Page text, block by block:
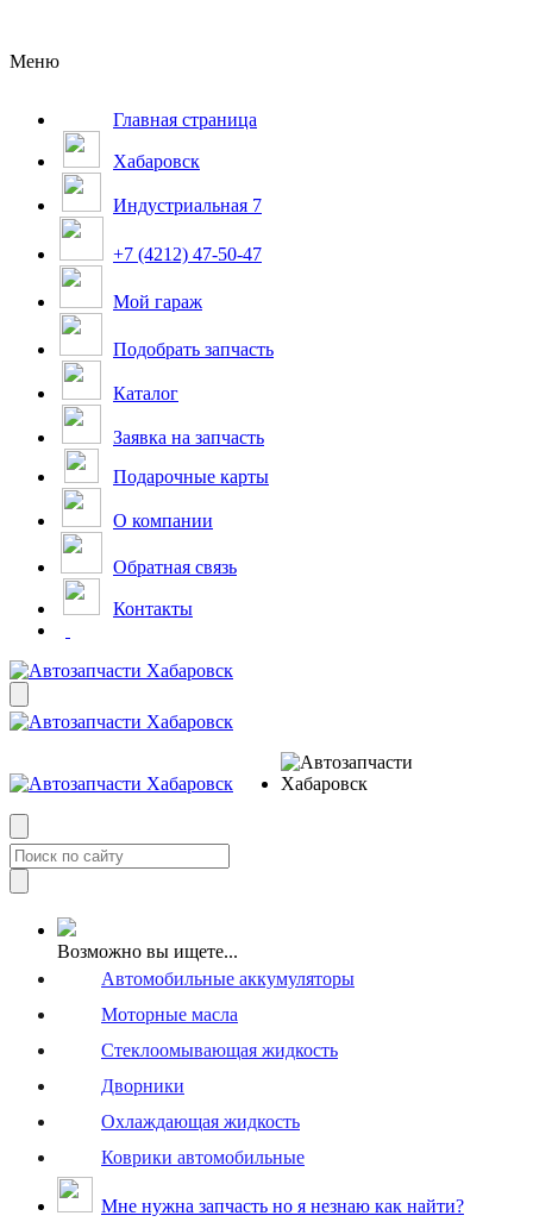
Меню
Главная страница
Хабаровск
Индустриальная 7
+7 (4212) 47-50-47
Мой гараж
Подобрать запчасть
Каталог
Заявка на запчасть
Подарочные карты
О компании
Обратная связь
Контакты
Возможно вы ищете...
Автомобильные аккумуляторы
Моторные масла
Стеклоомывающая жидкость
Дворники
Охлаждающая жидкость
Коврики автомобильные
Мне нужна запчасть но я незнаю как найти?